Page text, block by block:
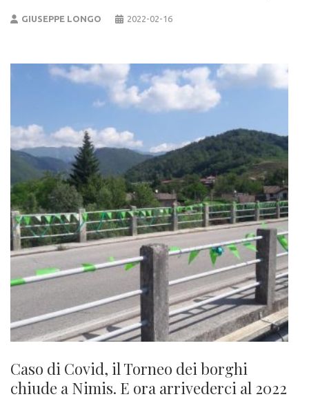
GIUSEPPE LONGO 2022-02-16
Caso di Covid, il Torneo dei borghi
chiude a Nimis. E ora arrivederci al 2022